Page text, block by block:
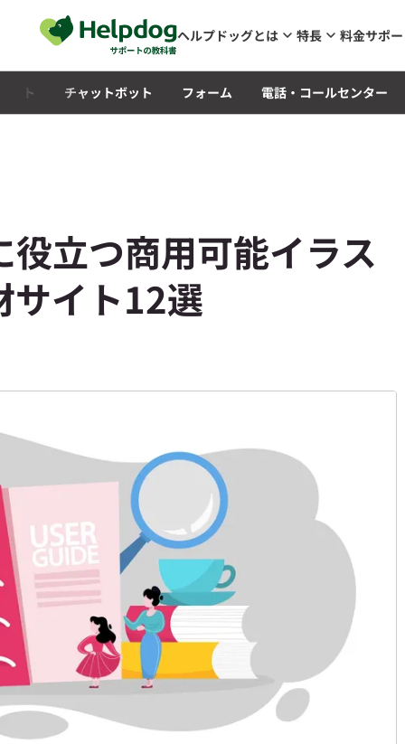
メインコンテンツへスキップ
ヘルプドッグとは 特長 料金サポ
イト チャットボット フォーム 電話・コールセンター
立つ商用可能イラス
サイト12選